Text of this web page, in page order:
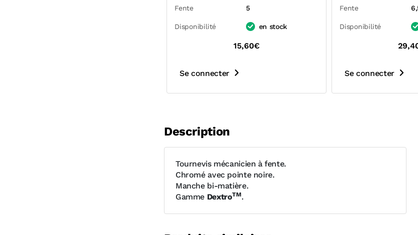
Fente
5
Disponibilité en stock
15,60€
Se connecter
Fente
Disponibilité
Se connecter
Description
Tournevis mécanicien à fente.
Chromé avec pointe noire.
Manche bi-matière.
Gamme DextroTM.